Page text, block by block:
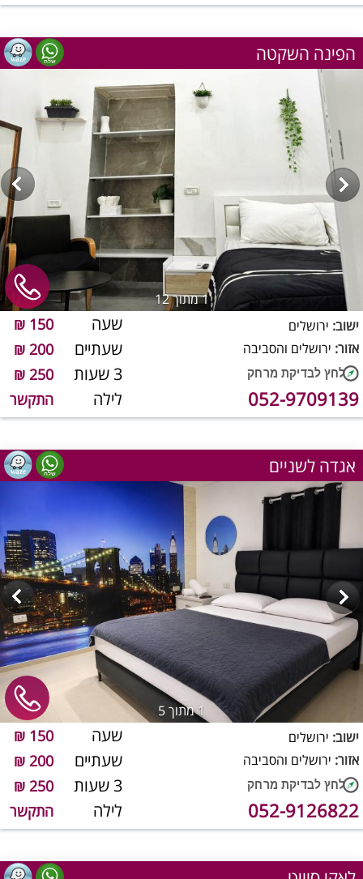
הפינה השקטה
1מתוך 12
שעה 150 ₪
שעתיים 200 ₪
3 שעות 250 ₪
לילה התקשר
ישוב: ירושלים
אזור: ירושלים והסביבה
052-9709139
אגדה לשניים
1מתוך 5
שעה 150 ₪
שעתיים 200 ₪
3 שעות 250 ₪
לילה התקשר
ישוב: ירושלים
אזור: ירושלים והסביבה
052-9126822